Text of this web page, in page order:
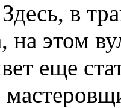
в
на этом
еще